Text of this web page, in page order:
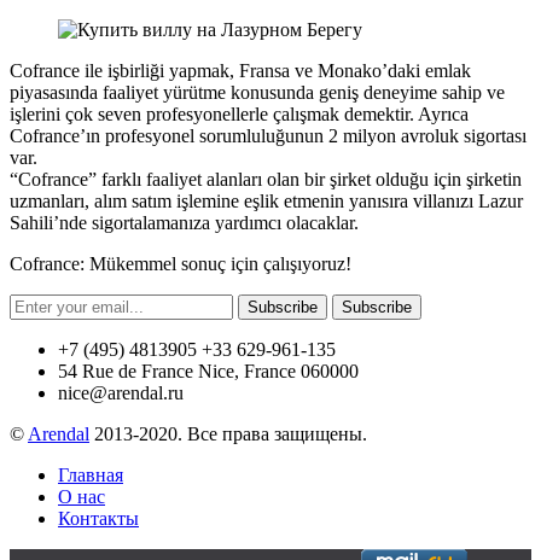
Cofrance ile işbirliği yapmak, Fransa ve Monako’daki emlak
piyasasında faaliyet yürütme konusunda geniş deneyime sahip ve
işlerini çok seven profesyonellerle çalışmak demektir. Ayrıca
Cofrance’ın profesyonel sorumluluğunun 2 milyon avroluk sigortası
var.
“Cofrance” farklı faaliyet alanları olan bir şirket olduğu için şirketin
uzmanları, alım satım işlemine eşlik etmenin yanısıra villanızı Lazur
Sahili’nde sigortalamanıza yardımcı olacaklar.
Cofrance: Mükemmel sonuç için çalışıyoruz!
Subscribe Subscribe
+7 (495) 4813905 +33 629-961-135
54 Rue de France Nice, France 060000
nice@arendal.ru
© Arendal 2013-2020. Все права защищены.
Главная
О нас
Контакты